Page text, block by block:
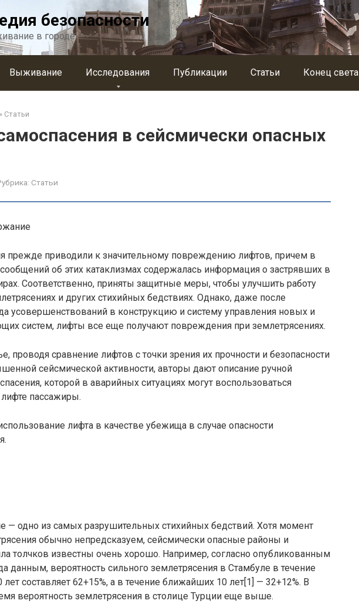
безопасности
в городе
Выживание Исследования Публикации Статьи Конец света
» Статьи
в сейсмически опасных
Статьи
прежде приводили к значительному повреждению лифтов, причем в
об этих катаклизмах содержалась информация о застрявших в
Соответственно, приняты защитные меры, чтобы улучшить работу
и других стихийных бедствиях. Однако, даже после
усовершенствований в конструкцию и систему управления новых и
систем, лифты все еще получают повреждения при землетрясениях.
проводя сравнение лифтов с точки зрения их прочности и безопасности
сейсмической активности, авторы дают описание ручной
которой в аварийных ситуациях могут воспользоваться
пассажиры.
лифта в качестве убежища в случае опасности
— одно из самых разрушительных стихийных бедствий. Хотя момент
обычно непредсказуем, сейсмически опасные районы и
толчков известны очень хорошо. Например, согласно опубликованным
данным, вероятность сильного землетрясения в Стамбуле в течение
составляет 62+15%, а в течение ближайших 10 лет[1] — 32+12%. В
вероятность землетрясения в столице Турции еще выше.